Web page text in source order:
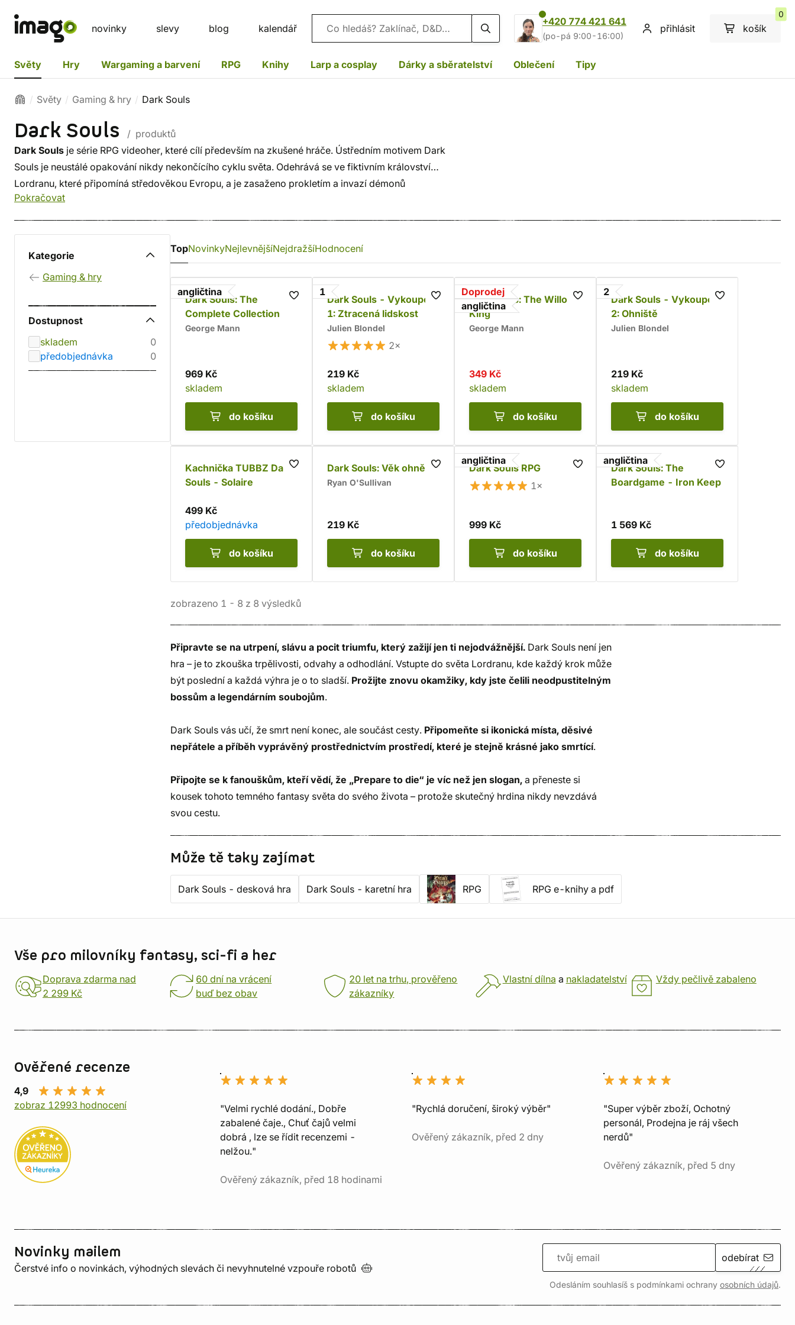
novinky slevy blog kalendář Vyhledávání
+420 774 421 641
(po-pá 9:00-16:00)
přihlásit košík
0
Světy Hry Wargaming a barvení RPG Knihy Larp a cosplay Dárky a sběratelství Oblečení Tipy
Světy Gaming & hry Dark Souls
Dark Souls
/ produktů
Dark Souls je série RPG videoher, které cílí především na zkušené hráče. Ústředním motivem Dark
Souls je neustálé opakování nikdy nekončícího cyklu světa. Odehrává se ve fiktivním království
Lordranu, které připomíná středověkou Evropu, a je zasaženo prokletím a invazí démonů
a nemrtvých.
Pokračovat
Kategorie
Gaming & hry
Dostupnost
skladem
0
předobjednávka
0
TopNovinkyNejlevnějšíNejdražšíHodnocení
angličtina
Dark Souls: The
Complete Collection
George Mann
969 Kč
skladem
do košíku
1
Dark Souls - Vykoupení
1: Ztracená lidskost
Julien Blondel
2×
219 Kč
skladem
do košíku
Doprodej
angličtina
Dark Souls: The Willow
King
George Mann
349 Kč
skladem
do košíku
2
Dark Souls - Vykoupení
2: Ohniště
Julien Blondel
219 Kč
skladem
do košíku
Kachnička TUBBZ Dark
Souls - Solaire
499 Kč
předobjednávka
do košíku
Dark Souls: Věk ohně
Ryan O'Sullivan
219 Kč
do košíku
angličtina
Dark Souls RPG
1×
999 Kč
do košíku
angličtina
Dark Souls: The
Boardgame - Iron Keep
1 569 Kč
do košíku
zobrazeno 1 - 8 z 8 výsledků
Připravte se na utrpení, slávu a pocit triumfu, který zažijí jen ti nejodvážnější. Dark Souls není jen
hra – je to zkouška trpělivosti, odvahy a odhodlání. Vstupte do světa Lordranu, kde každý krok může
být poslední a každá výhra je o to sladší. Prožijte znovu okamžiky, kdy jste čelili neodpustitelným
bossům a legendárním soubojům.
Dark Souls vás učí, že smrt není konec, ale součást cesty. Připomeňte si ikonická místa, děsivé
nepřátele a příběh vyprávěný prostřednictvím prostředí, které je stejně krásné jako smrtící.
Připojte se k fanouškům, kteří vědí, že „Prepare to die“ je víc než jen slogan, a přeneste si
kousek tohoto temného fantasy světa do svého života – protože skutečný hrdina nikdy nevzdává
svou cestu.
Může tě taky zajímat
Dark Souls - desková hra Dark Souls - karetní hra RPG RPG e-knihy a pdf
Vše pro milovníky fantasy, sci-fi a her
Doprava zdarma nad
2 299 Kč
60 dní na vrácení
buď bez obav
20 let na trhu, prověřeno
zákazníky
Vlastní dílna a nakladatelství Vždy pečlivě zabaleno
Ověřené recenze
4,9
zobraz 12993 hodnocení
"Velmi rychlé dodání., Dobře
zabalené čaje., Chuť čajů velmi
dobrá , lze se řídit recenzemi -
nelžou."
Ověřený zákazník, před 18 hodinami
"Rychlá doručení, široký výběr"
Ověřený zákazník, před 2 dny
"Super výběr zboží, Ochotný
personál, Prodejna je ráj všech
nerdů"
Ověřený zákazník, před 5 dny
Novinky mailem
Čerstvé info o novinkách, výhodných slevách či nevyhnutelné vzpouře robotů
odebírat
Odesláním souhlasíš s podmínkami ochrany osobních údajů.